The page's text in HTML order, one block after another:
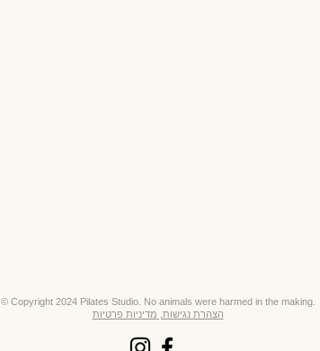
​© Copyright 2024 Pilates Studio. No animals were harmed in the making.
הצהרת נגישות, מדיניות פרטיות